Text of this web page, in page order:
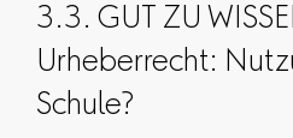
3.3. GUT ZU
Urheberrecht:
Schule?